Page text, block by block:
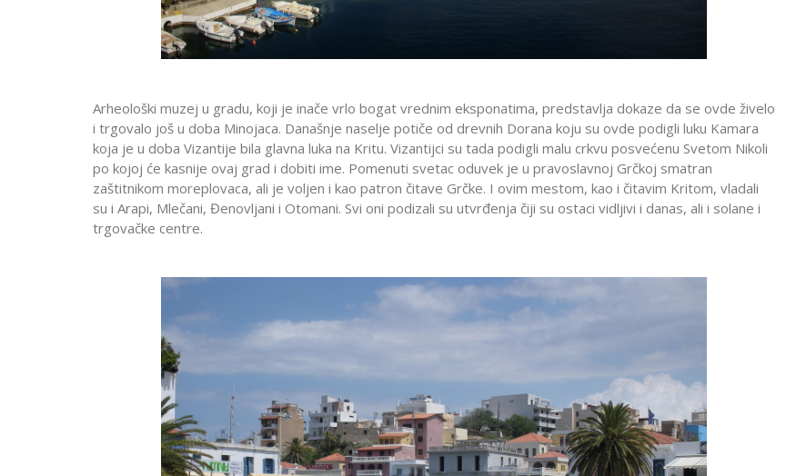
Arheološki muzej u gradu, koji je inače vrlo bogat vrednim eksponatima, predstavlja dokaze da se ovde živelo
i trgovalo još u doba Minojaca. Današnje naselje potiče od drevnih Dorana koju su ovde podigli luku Kamara
koja je u doba Vizantije bila glavna luka na Kritu. Vizantijci su tada podigli malu crkvu posvećenu Svetom Nikoli
po kojoj će kasnije ovaj grad i dobiti ime. Pomenuti svetac oduvek je u pravoslavnoj Grčkoj smatran
zaštitnikom moreplovaca, ali je voljen i kao patron čitave Grčke. I ovim mestom, kao i čitavim Kritom, vladali
su i Arapi, Mlečani, Đenovljani i Otomani. Svi oni podizali su utvrđenja čiji su ostaci vidljivi i danas, ali i solane i
trgovačke centre.